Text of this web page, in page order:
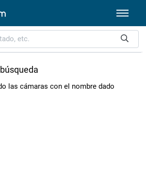
las cámaras con el nombre dado